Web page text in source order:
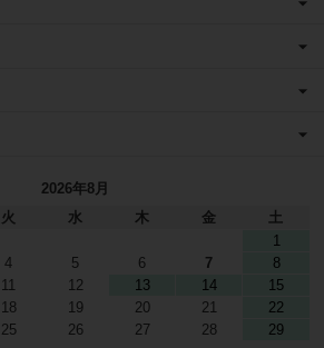
2026年8月
火 水 木 金
土
1
4 5 6 7
8
11 12 13 14
15
18 19 20 21
22
25 26 27 28
29